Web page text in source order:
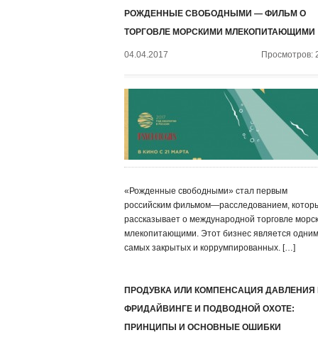
РОЖДЕННЫЕ СВОБОДНЫМИ — ФИЛЬМ О
ТОРГОВЛЕ МОРСКИМИ МЛЕКОПИТАЮЩИМИ
04.04.2017 Просмотров:
«Рожденные свободными» стал первым
российским фильмом—расследованием,
рассказывает о международной торговле
млекопитающими. Этот бизнес является
самых закрытых и коррумпированных. […]
ПРОДУВКА ИЛИ КОМПЕНСАЦИЯ ДАВЛЕНИЯ
ФРИДАЙВИНГЕ И ПОДВОДНОЙ ОХОТЕ:
ПРИНЦИПЫ И ОСНОВНЫЕ ОШИБКИ